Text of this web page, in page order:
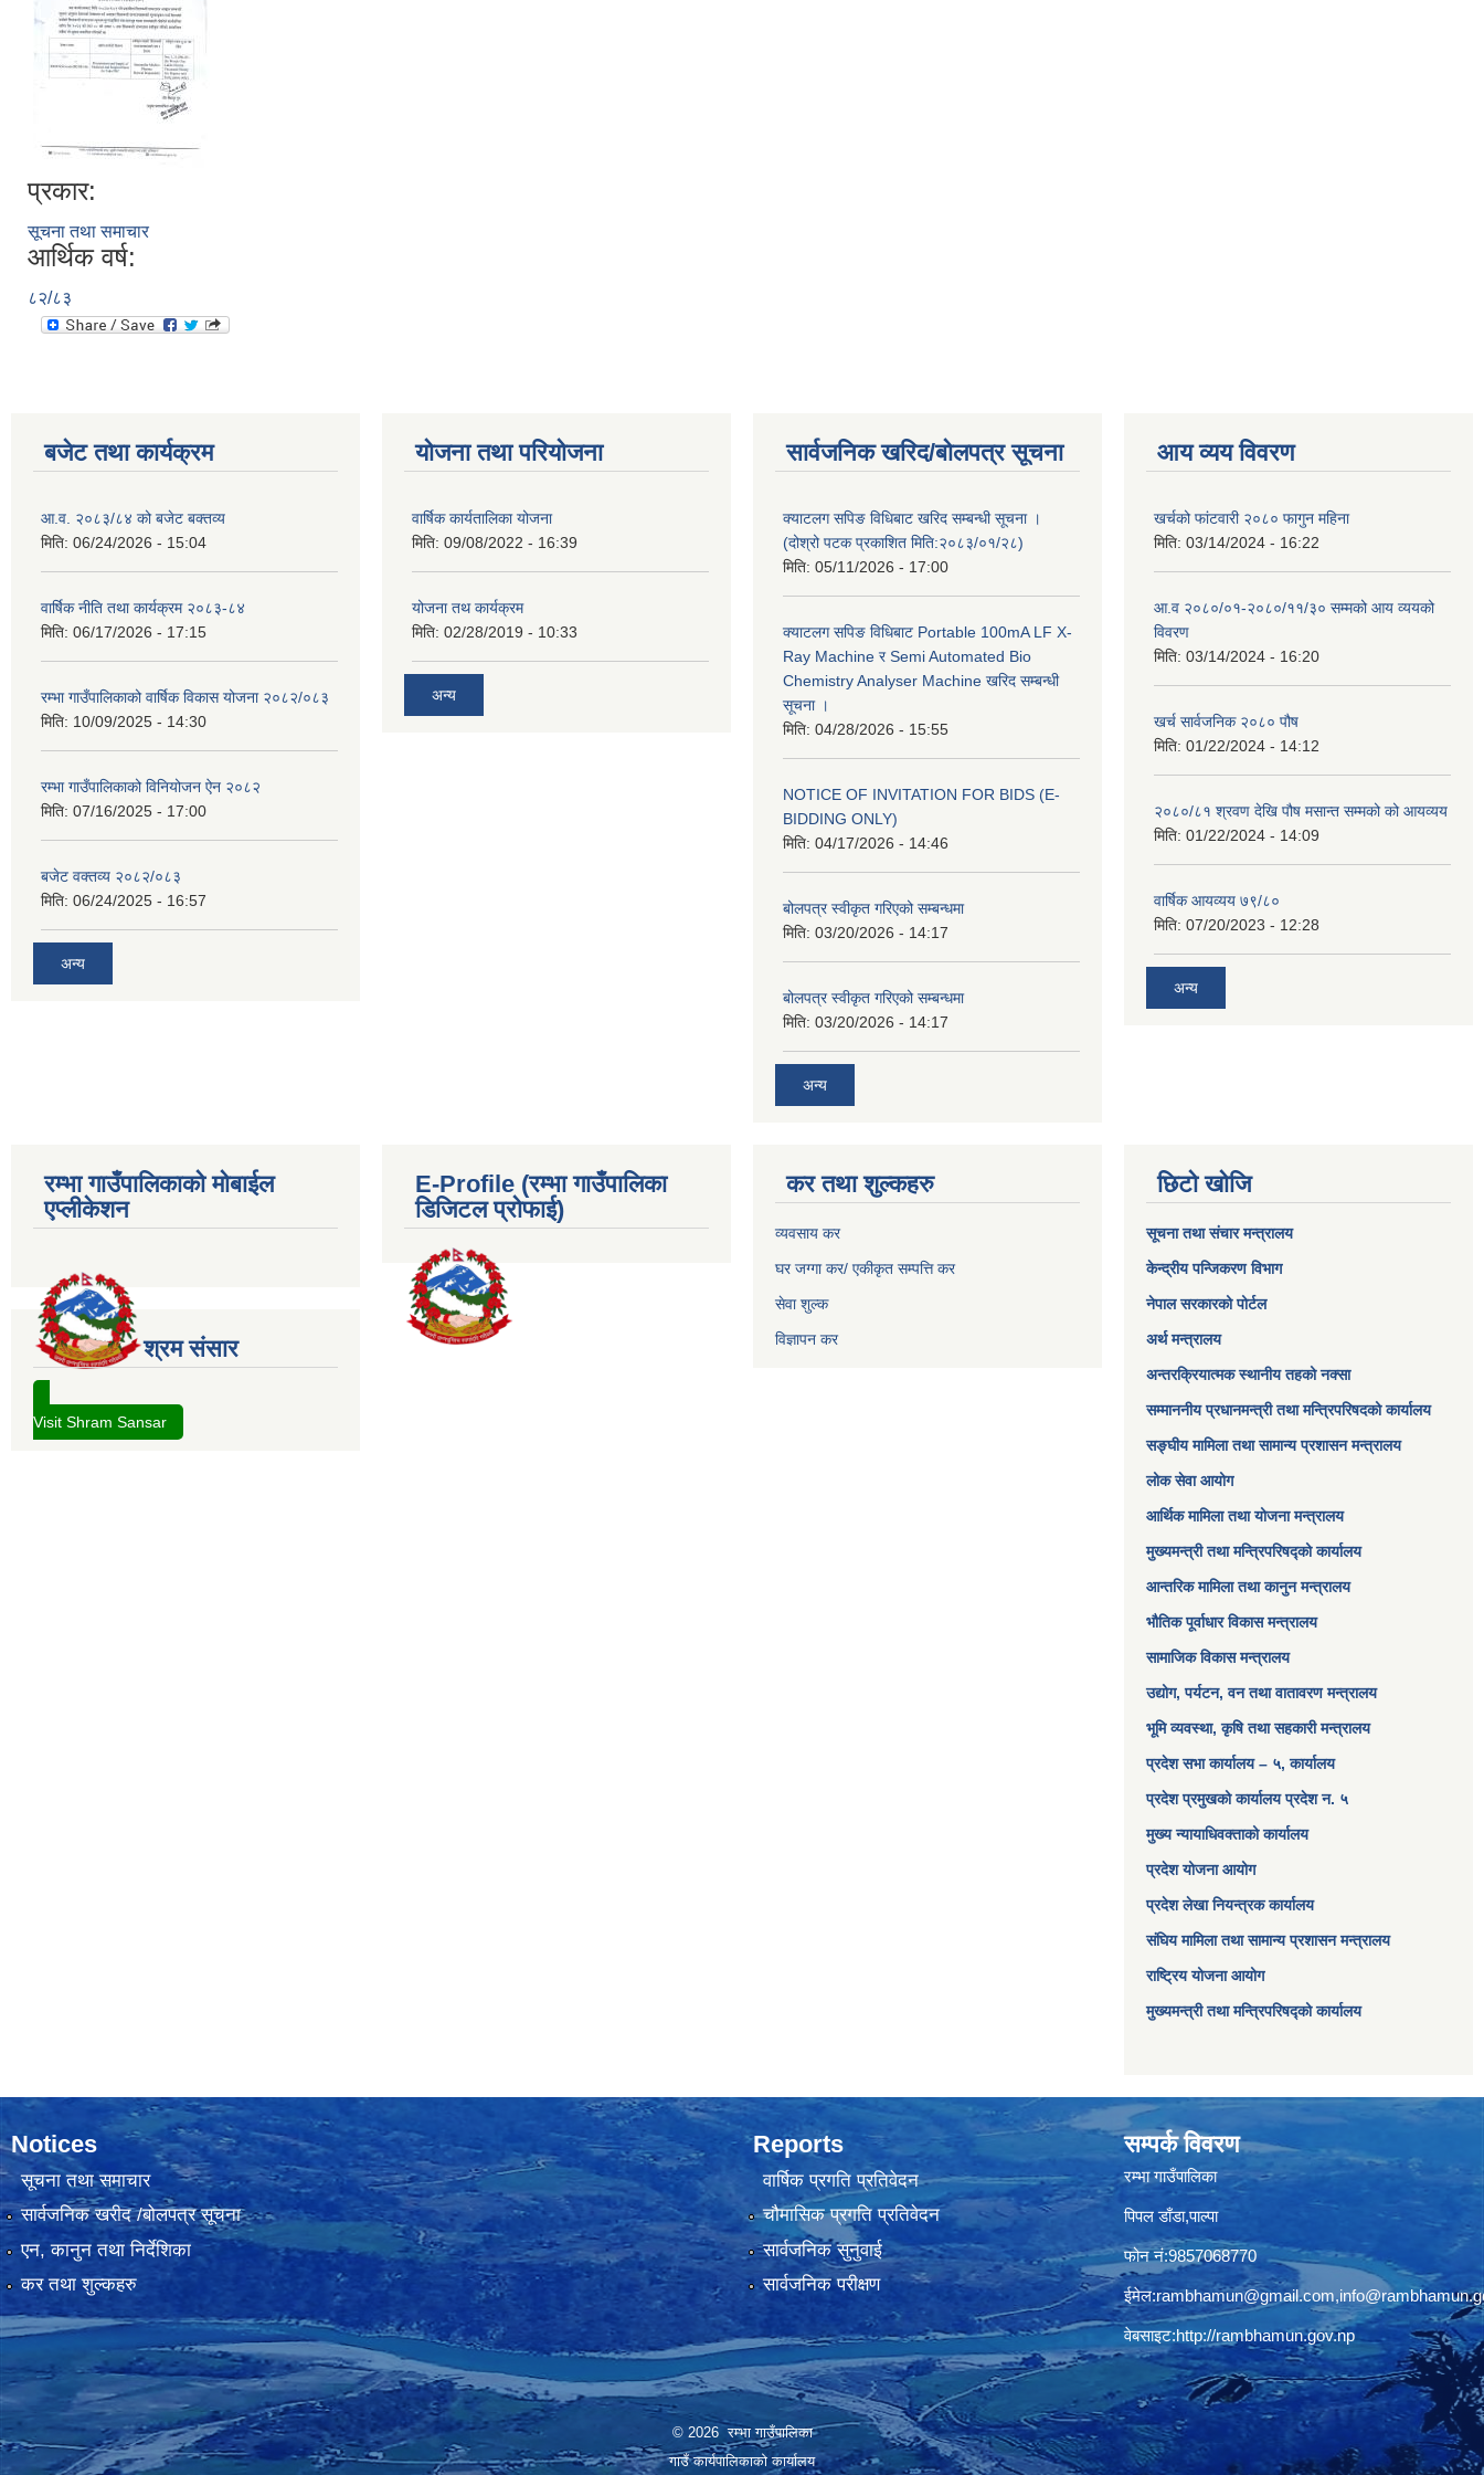
प्रकार:
सूचना तथा समाचार
आर्थिक वर्ष:
८२/८३
बजेट तथा कार्यक्रम
आ.व. २०८३/८४ को बजेट बक्तव्य
मिति: 06/24/2026 - 15:04
वार्षिक नीति तथा कार्यक्रम २०८३-८४
मिति: 06/17/2026 - 17:15
रम्भा गाउँपालिकाको वार्षिक विकास योजना २०८२/०८३
मिति: 10/09/2025 - 14:30
रम्भा गाउँपालिकाको विनियोजन ऐन २०८२
मिति: 07/16/2025 - 17:00
बजेट वक्तव्य २०८२/०८३
मिति: 06/24/2025 - 16:57
अन्य
योजना तथा परियोजना
वार्षिक कार्यतालिका योजना
मिति: 09/08/2022 - 16:39
योजना तथ कार्यक्रम
मिति: 02/28/2019 - 10:33
अन्य
सार्वजनिक खरिद/बोलपत्र सूचना
क्याटलग सपिङ विधिबाट खरिद सम्बन्धी सूचना ।
(दोश्रो पटक प्रकाशित मिति:२०८३/०१/२८)
मिति: 05/11/2026 - 17:00
क्याटलग सपिङ विधिबाट Portable 100mA LF X-
Ray Machine र Semi Automated Bio
Chemistry Analyser Machine खरिद सम्बन्धी
सूचना ।
मिति: 04/28/2026 - 15:55
NOTICE OF INVITATION FOR BIDS (E-
BIDDING ONLY)
मिति: 04/17/2026 - 14:46
बोलपत्र स्वीकृत गरिएको सम्बन्धमा
मिति: 03/20/2026 - 14:17
बोलपत्र स्वीकृत गरिएको सम्बन्धमा
मिति: 03/20/2026 - 14:17
अन्य
आय व्यय विवरण
खर्चको फांटवारी २०८० फागुन महिना
मिति: 03/14/2024 - 16:22
आ.व २०८०/०१-२०८०/११/३० सम्मको आय व्ययको
विवरण
मिति: 03/14/2024 - 16:20
खर्च सार्वजनिक २०८० पौष
मिति: 01/22/2024 - 14:12
२०८०/८१ श्रवण देखि पौष मसान्त सम्मको को आयव्यय
मिति: 01/22/2024 - 14:09
वार्षिक आयव्यय ७९/८०
मिति: 07/20/2023 - 12:28
अन्य
रम्भा गाउँपालिकाको मोबाईल
एप्लीकेशन
श्रम संसार
Visit Shram Sansar
E-Profile (रम्भा गाउँपालिका
डिजिटल प्रोफाई)
कर तथा शुल्कहरु
व्यवसाय कर
घर जग्गा कर/ एकीकृत सम्पत्ति कर
सेवा शुल्क
विज्ञापन कर
छिटो खोजि
सूचना तथा संचार मन्त्रालय
केन्द्रीय पन्जिकरण विभाग
नेपाल सरकारको पोर्टल
अर्थ मन्त्रालय
अन्तरक्रियात्मक स्थानीय तहको नक्सा
सम्माननीय प्रधानमन्त्री तथा मन्त्रिपरिषद‌को कार्यालय
सङ्‍घीय मामिला तथा सामान्य प्रशासन मन्त्रालय
लोक सेवा आयोग
आर्थिक मामिला तथा योजना मन्त्रालय​
मुख्यमन्त्री तथा मन्त्रिपरिषद्को कार्यालय
आन्तरिक मामिला तथा कानुन मन्त्रालय
भौतिक पूर्वाधार विकास मन्त्रालय
सामाजिक विकास मन्त्रालय
उद्योग, पर्यटन, वन तथा वातावरण मन्त्रालय
भूमि व्यवस्था, कृषि तथा सहकारी मन्त्रालय
प्रदेश सभा कार्यालय – ५, कार्यालय
प्रदेश प्रमुखको कार्यालय प्रदेश न. ५
मुख्य न्यायाधिवक्ताको कार्यालय
प्रदेश योजना आयोग
प्रदेश लेखा नियन्त्रक कार्यालय
संघिय मामिला तथा सामान्य प्रशासन मन्त्रालय
राष्ट्रिय योजना आयोग
मुख्यमन्त्री तथा मन्त्रिपरिषद्को कार्यालय
Notices
सूचना तथा समाचार
सार्वजनिक खरीद /बोलपत्र सूचना
एन, कानुन तथा निर्देशिका
कर तथा शुल्कहरु
Reports
वार्षिक प्रगति प्रतिवेदन
चौमासिक प्रगति प्रतिवेदन
सार्वजनिक सुनुवाई
सार्वजनिक परीक्षण
सम्पर्क विवरण
रम्भा गाउँपालिका
पिपल डाँडा,पाल्पा
फोन नं:9857068770
ईमेल:rambhamun@gmail.com,
वेबसाइट:http://rambhamun.gov.np
© 2026 रम्भा गाउँपालिका
गाउँ कार्यपालिकाको कार्यालय